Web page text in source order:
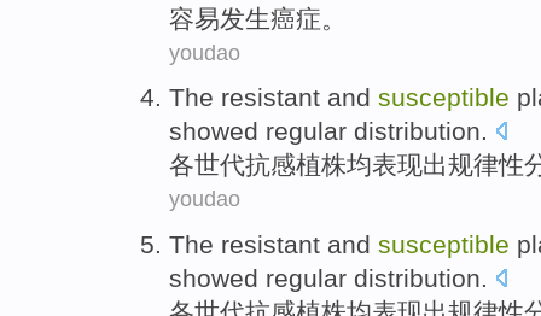
容易发生癌症 。
youdao
The resistant and susceptible
showed regular distribution.
各世代抗感植株均表现出规律性
youdao
The resistant and susceptible
showed regular distribution.